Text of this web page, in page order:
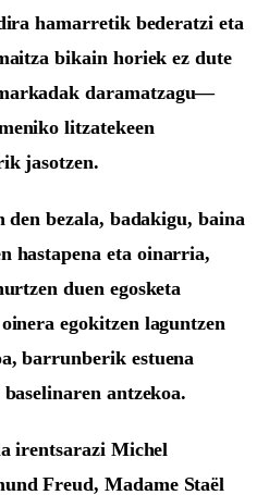
hamarretik bederatzieta
bikain horiek ez dute
daramatzagu—
litzatekeen
jasotzen.
bezala, badakigu, baina
hastapena eta oinarria,
duen egosketa
egokitzen laguntzen
, barrunberik estuena
ren antzekoa.
irentsarazi Michel
Freud, Madame Staël